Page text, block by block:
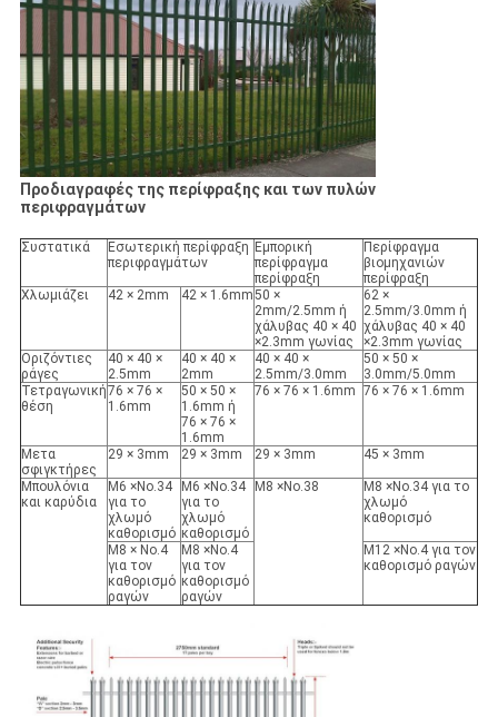
Προδιαγραφές της περίφραξης και των πυλών
περιφραγμάτων
Συστατικά
Εσωτερική περίφραξη
περιφραγμάτων
Εμπορική
περίφραγμα
περίφραξη
Περίφραγμα
βιομηχανιών
περίφραξη
Χλωμιάζει
42 × 2mm 42 × 1.6mm50 ×
2mm/2.5mm ή
χάλυβας 40 × 40
×2.3mm γωνίας
62 ×
2.5mm/3.0mm ή
χάλυβας 40 × 40
×2.3mm γωνίας
Οριζόντιες
ράγες
40 × 40 ×
2.5mm
40 × 40 ×
2mm
40 × 40 ×
2.5mm/3.0mm
50 × 50 ×
3.0mm/5.0mm
Τετραγωνική
θέση
76 × 76 ×
1.6mm
50 × 50 ×
1.6mm ή
76 × 76 ×
1.6mm
76 × 76 × 1.6mm 76 × 76 × 1.6mm
Μετα
σφιγκτήρες
29 × 3mm 29 × 3mm 29 × 3mm 45 × 3mm
Μπουλόνια
και καρύδια
M6 ×No.34
για το
χλωμό
καθορισμό
M6 ×No.34
για το
χλωμό
καθορισμό
M8 ×No.38
M8 ×No.34 για το
χλωμό
καθορισμό
M8 × No.4
για τον
καθορισμό
ραγών
M8 ×No.4
για τον
καθορισμό
ραγών
M12 ×No.4 για τον
καθορισμό ραγών